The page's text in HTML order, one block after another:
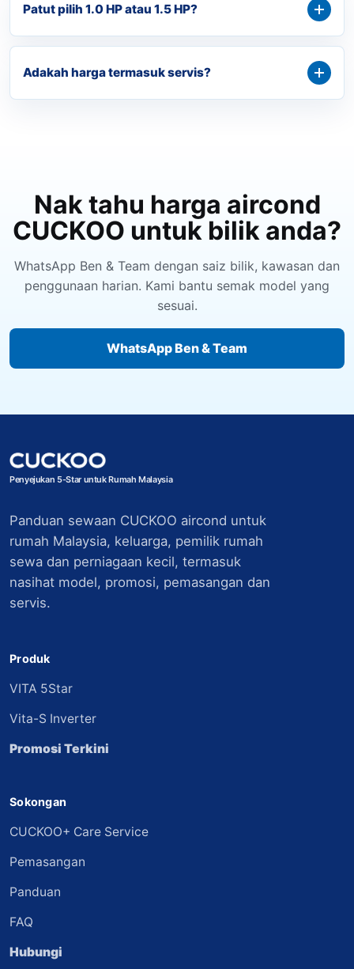
Patut pilih 1.0 HP atau 1.5 HP?
Adakah harga termasuk servis?
Nak tahu harga aircond
CUCKOO untuk bilik anda?
WhatsApp Ben & Team dengan saiz bilik, kawasan dan
penggunaan harian. Kami bantu semak model yang
sesuai.
WhatsApp Ben & Team
Penyejukan 5-Star untuk Rumah Malaysia
Panduan sewaan CUCKOO aircond untuk
rumah Malaysia, keluarga, pemilik rumah
sewa dan perniagaan kecil, termasuk
nasihat model, promosi, pemasangan dan
servis.
Produk
VITA 5Star
Vita-S Inverter
Promosi Terkini
Sokongan
CUCKOO+ Care Service
Pemasangan
Panduan
FAQ
Hubungi